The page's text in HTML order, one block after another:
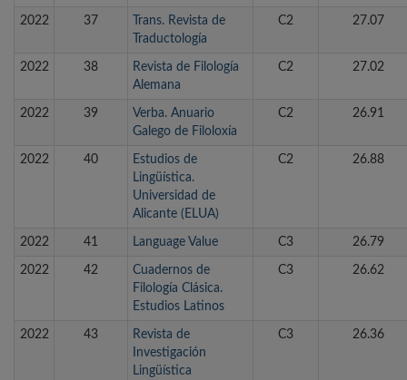
2022 37
Trans. Revista de
Traductología
C2 27.07
2022 38
Revista de Filología
Alemana
C2 27.02
2022 39
Verba. Anuario
Galego de Filoloxía
C2 26.91
2022 40
Estudios de
Lingüística.
Universidad de
Alicante (ELUA)
C2 26.88
2022 41 Language Value C3 26.79
2022 42
Cuadernos de
Filología Clásica.
Estudios Latinos
C3 26.62
2022 43
Revista de
Investigación
Lingüística
C3 26.36